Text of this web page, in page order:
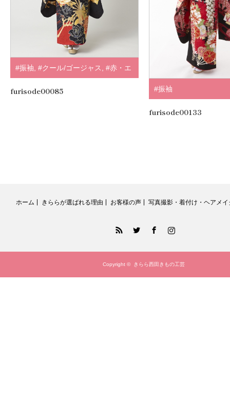
#振袖 #クール/ゴージャス #赤・エ
ンジ #ゴールド・シルバー
furisode00085 #振袖
furisode00133
ホーム きららが選ばれる理由 お客様の声 写真撮影・着付け・ヘアメイ
FacebookInstagram
Copyright © きらら西田きもの工芸